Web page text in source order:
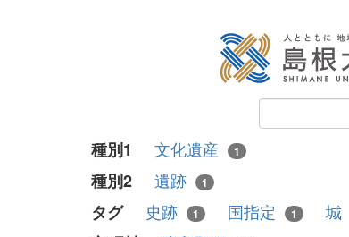
種別1 文化遺産 1
種別2 遺跡 1
タグ 史跡 1 国指定 1 城